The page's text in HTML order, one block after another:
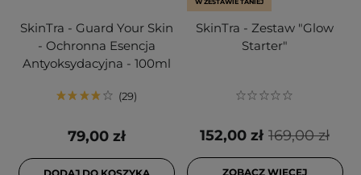
SkinTra - Guard Your Skin
- Ochronna Esencja
Antyoksydacyjna - 100ml
29
79,00 zł
SkinTra - Zestaw "Glow
Starter"
169,00 zł
152,00 zł
ZOBACZ WIĘCEJ